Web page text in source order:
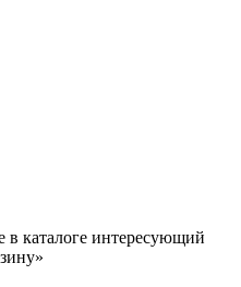
в каталоге интересующий